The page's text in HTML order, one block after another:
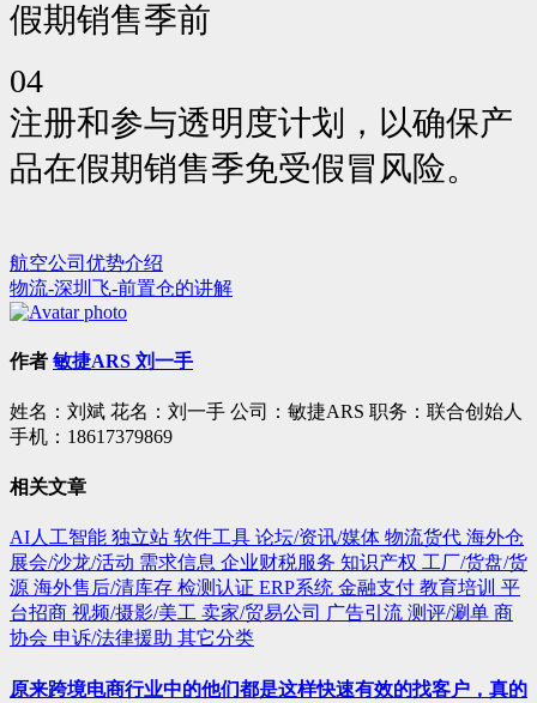
假期销售季前
04
注册和参与透明度计划，以确保产
品在假期销售季免受假冒风险。
文
章
导
航空公司优势介绍
物流-深圳飞-前置仓的讲解
作者 敏捷ARS 刘一手
姓名：刘斌 花名：刘一手 公司：敏捷ARS 职务：联合创始人
手机：18617379869
相关文章
AI人工智能 独立站 软件工具 论坛/资讯/媒体 物流货代 海外仓
展会/沙龙/活动 需求信息 企业财税服务 知识产权 工厂/货盘/货
源 海外售后/清库存 检测认证 ERP系统 金融支付 教育培训 平
台招商 视频/摄影/美工 卖家/贸易公司 广告引流 测评/涮单 商
协会 申诉/法律援助 其它分类
原来跨境电商行业中的他们都是这样快速有效的找客户，真的